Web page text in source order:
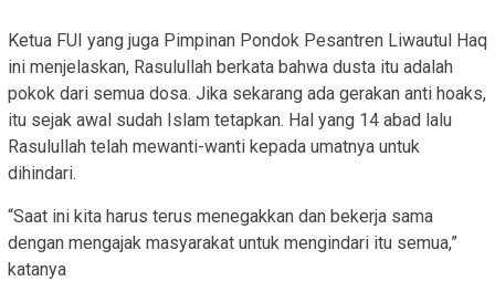
Ketua FUI yang juga Pimpinan Pondok Pesantren Liwautul Haq
ini menjelaskan, Rasulullah berkata bahwa dusta itu adalah
pokok dari semua dosa. Jika sekarang ada gerakan anti hoaks,
itu sejak awal sudah Islam tetapkan. Hal yang 14 abad lalu
Rasulullah telah mewanti-wanti kepada umatnya untuk
dihindari.
“Saat ini kita harus terus menegakkan dan bekerja sama
dengan mengajak masyarakat untuk mengindari itu semua,”
katanya